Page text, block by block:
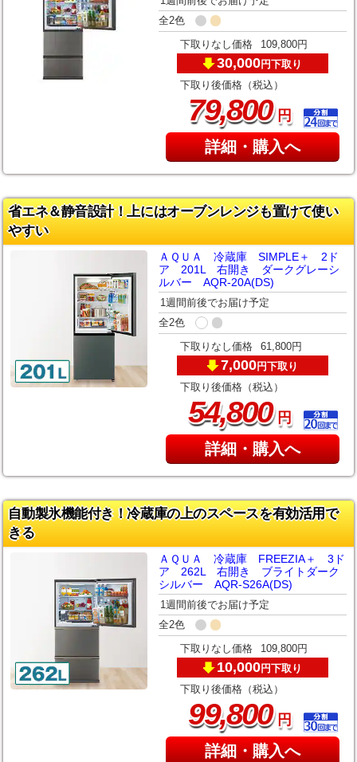
全2色
下取りなし価格 109,800円
30,000円下取り
下取り後価格（税込）
79,800円
詳細・購入へ
省エネ＆静音設計！上にはオーブンレンジも置けて使い
やすい
ＡＱＵＡ 冷蔵庫 SIMPLE＋ 2ド
ア 201L 右開き ダークグレーシ
ルバー AQR-20A(DS)
1週間前後でお届け予定
全2色
下取りなし価格 61,800円
7,000円下取り
下取り後価格（税込）
54,800円
詳細・購入へ
自動製氷機能付き！冷蔵庫の上のスペースを有効活用で
きる
ＡＱＵＡ 冷蔵庫 FREEZIA＋ 3ド
ア 262L 右開き ブライトダーク
シルバー AQR-S26A(DS)
1週間前後でお届け予定
全2色
下取りなし価格 109,800円
10,000円下取り
下取り後価格（税込）
99,800円
詳細・購入へ